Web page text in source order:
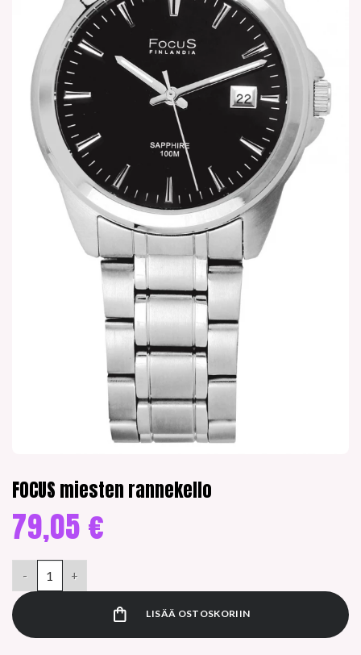
FOCUS miesten rannekello
79,05 €
LISÄÄ OSTOSKORIIN